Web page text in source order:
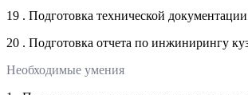
19 . Подготовка технической
20 . Подготовка отчета по инжинирингу
Необходимые умения